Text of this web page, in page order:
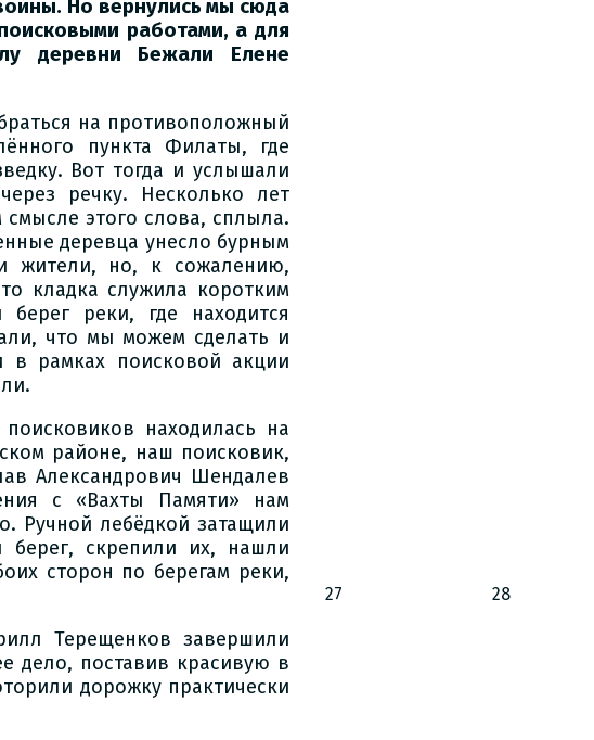
Но вернулись мы сюда
работами, а для
деревни Бежали Елене
на противоположный
пункта Филаты, где
Вот тогда и услышали
речку. Несколько лет
этого слова, сплыла.
деревца унесло бурным
жители, но, к сожалению,
кладка служила коротким
реки, где находится
что мы можем сделать и
рамках поисковой акции
находилась на
районе, наш поисковик,
Александрович Шендалев
с «Вахты Памяти» нам
Ручной лебёдкой затащили
берег, скрепили их, нашли
сторон по берегам реки,
Терещенков завершили
дело, поставив красивую в
дорожку практически
27 28